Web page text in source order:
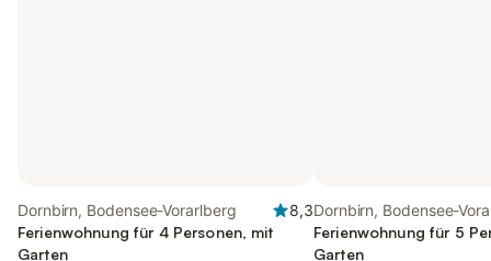
Dornbirn, Bodensee-Vorarlberg
8,3
Ferienwohnung für 4 Personen, mit
Garten
Dornbirn, Bodensee-
Ferienwohnung für 5
Garten